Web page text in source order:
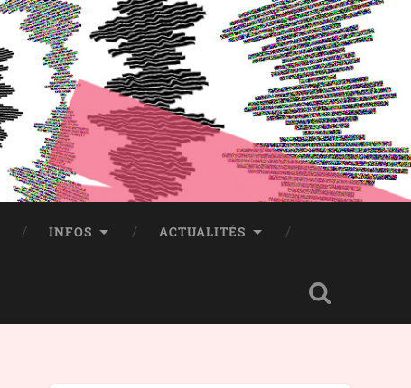
INFOS ACTUALITÉS